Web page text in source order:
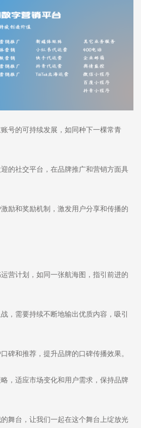
号的可持续发展，如同种下一棵常青
的社交平台，在品牌推广和营销方面具
励和奖励机制，激发用户分享和传播的
营计划，如同一张航海图，指引前进的
，需要持续不断地输出优质内容，吸引
碑和推荐，提升品牌的口碑传播效果。
，适应市场变化和用户需求，保持品牌
舞台，让我们一起在这个舞台上绽放光